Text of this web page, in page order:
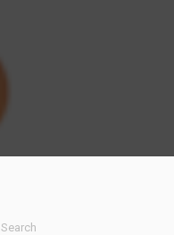
Search